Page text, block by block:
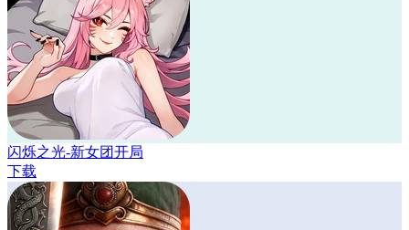
闪烁之光-新女团开局
下载